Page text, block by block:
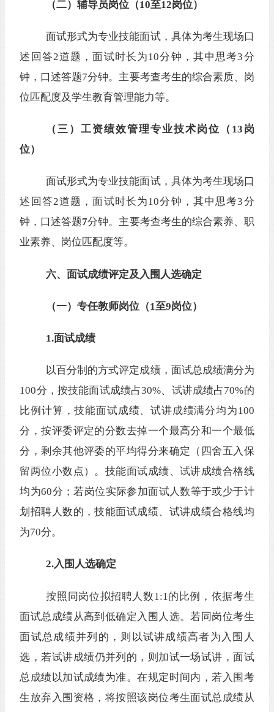
（二）辅导员岗位（10至12岗位）
面试形式为专业技能面试，具体为考生现场口
述回答2道题 ，面试时长为10分钟，其中思考3分
钟，口述答题7分钟。主要考查考生的综合素质、岗
位匹配度及学生教育管理能力等。
（三）工资绩效管理专业技术岗位（ 13岗
位）
面试形式为专业技能面试，具体为考生现场口
述回答2道题， 面试时长为10分钟，其中思考3分
钟，口述答题7分钟。主要考查考生的综合素养、 职
业素养、 岗位匹配度等。
六、面试成绩评定及入围人选确定
（一）专任教师岗位 （1至9岗位）
1.面试成绩
以百分制的方式评定成绩，面试总成绩满分为
100分， 按技能面试成绩占30%、试讲成绩占70%的
比例计算，技能面试成绩、试讲成绩满分均为100
分 ，按评委评定的分数去掉一个最高分和一个最低
分，剩余其他评委的平均得分来确定（四舍五入保
留两位小数点）。 技能面试成绩、试讲成绩合格线
均为60分；若岗位实际参加面试人数等于或少于计
划招聘人数的，技能面试成绩、试讲成绩合格线均
为70分。
2.入围人选确定
按照同岗位拟招聘人数1:1的比例，依据考生
面试总成绩从高到低确定入围人选。 若同岗位考生
面试总成绩并列的， 则以试讲成绩高者为 入围 人
选 ， 若试讲成绩仍并列的，则加试一场试讲 ，面试
总 成绩以加试成绩为准。在规定时间内，若入围考
生放弃入围资格，将按照该岗位考生面试总 成绩从